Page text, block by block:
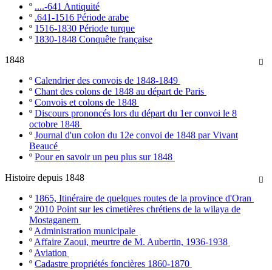
º ....-641 Antiquité
º .641-1516 Période arabe
º 1516-1830 Période turque
º 1830-1848 Conquête française

1848
º Calendrier des convois de 1848-1849
º Chant des colons de 1848 au départ de Paris
º Convois et colons de 1848
º Discours prononcés lors du départ du 1er convoi le 8
octobre 1848
º Journal d'un colon du 12e convoi de 1848 par Vivant
Beaucé
º Pour en savoir un peu plus sur 1848

Histoire depuis 1848
º 1865, Itinéraire de quelques routes de la province d'Oran
º 2010 Point sur les cimetières chrétiens de la wilaya de
Mostaganem
º Administration municipale
º Affaire Zaoui, meurtre de M. Aubertin, 1936-1938
º Aviation
º Cadastre propriétés foncières 1860-1870